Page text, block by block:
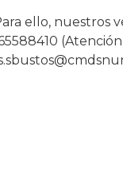
ello, nuestros